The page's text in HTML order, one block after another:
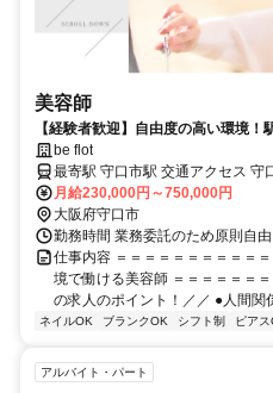
美容師
【経験者歓迎】自由度の高い環境！
be flot
最寄駅 守口市駅 交通アクセス 守口市駅から徒歩で約1分 車通勤OK
バイク通勤OK
月給230,000円～750,000円
大阪府守口市
勤務時間 業務委託のため原則自
仕事内容 ＝＝＝＝＝＝＝＝＝＝
境で働ける美容師 ＝＝＝＝＝＝
の求人のポイント！／／ ●人間関
ネイルOK ブランクOK シフト制 ピア
アルバイト・パート